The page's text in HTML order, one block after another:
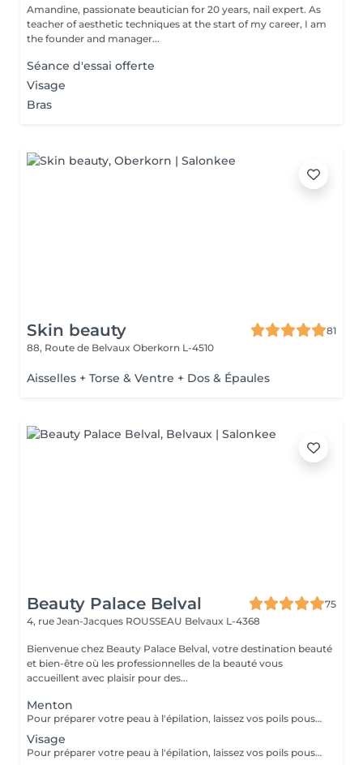
Amandine, passionate beautician for 20 years, nail expert. As
teacher of aesthetic techniques at the start of my career, I am
the founder and manager...
Séance d'essai offerte
Visage
Bras
Skin beauty
81
88, Route de Belvaux Oberkorn L-4510
Aisselles + Torse & Ventre + Dos & Épaules
Beauty Palace Belval
75
4, rue Jean-Jacques ROUSSEAU Belvaux L-4368
Bienvenue chez Beauty Palace Belval, votre destination beauté
et bien-être où les professionnelles de la beauté vous
accueillent avec plaisir pour des...
Menton
Pour préparer votre peau à l'épilation, laissez vos poils pousser pendant au moins deux semaines après le dernier rasage pour assurer une longueur adéquate. Il est également recommandé, mais non indispensable, d'effectuer un gommage doux 24 heures avant la séance pour éliminer les cellules mortes et faciliter l'extraction des poils. Le jour de l'épilation, évitez d'appliquer des crèmes ou des huiles sur la zone concernée afin d'assurer une bonne adhérence de la cire. Enfin, protégez votre peau en évitant l'exposition au soleil ou les séances de bronzage, qui pourraient la rendre plus sensible et irritable.
Visage
Pour préparer votre peau à l'épilation, laissez vos poils pousser pendant au moins deux semaines après le dernier rasage pour assurer une longueur adéquate. Il est également recommandé, mais non indispensable, d'effectuer un gommage doux 24 heures avant la séance pour éliminer les cellules mortes et faciliter l'extraction des poils. Le jour de l'épilation, évitez d'appliquer des crèmes ou des huiles sur la zone concernée afin d'assurer une bonne adhérence de la cire. Enfin, protégez votre peau en évitant l'exposition au soleil ou les séances de bronzage, qui pourraient la rendre plus sensible et irritable.